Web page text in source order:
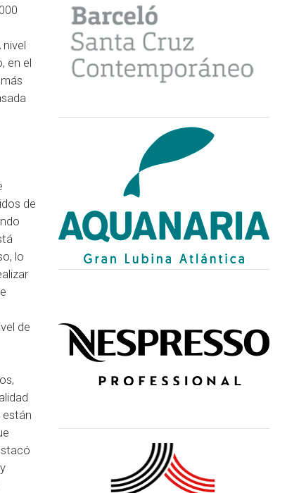
en el
de
lo
de
están